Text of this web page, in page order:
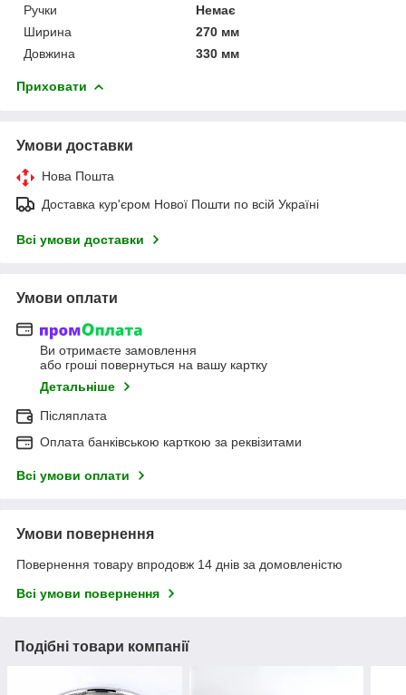
Ручки
Немає
Ширина
270 мм
Довжина
330 мм
Приховати
Умови доставки
Нова Пошта
Доставка кур'єром Нової Пошти по всій Україні
Всі умови доставки
Умови оплати
Ви отримаєте замовлення
або гроші повернуться на вашу картку
Детальніше
Післяплата
Оплата банківською карткою за реквізитами
Всі умови оплати
Умови повернення
Повернення товару впродовж 14 днів за домовленістю
Всі умови повернення
Подібні товари компанії